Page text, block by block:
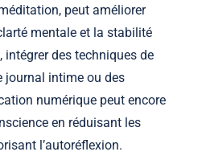
peut améliorer
mentale et la stabilité
intégrer des techniques de
journal intime ou des
numérique peut encore
en réduisant les
l’autoréflexion.